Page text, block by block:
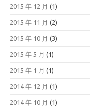
2015 年 12 月 (1)
2015 年 11 月 (2)
2015 年 10 月 (3)
2015 年 5 月 (1)
2015 年 1 月 (1)
2014 年 12 月 (1)
2014 年 10 月 (1)